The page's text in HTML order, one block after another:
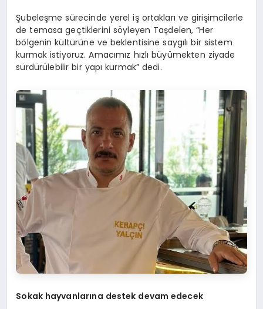
Şubeleşme sürecinde yerel iş ortakları ve girişimcilerle
de temasa geçtiklerini söyleyen Taşdelen, “Her
bölgenin kültürüne ve beklentisine saygılı bir sistem
kurmak istiyoruz. Amacımız hızlı büyümekten ziyade
sürdürülebilir bir yapı kurmak” dedi.
Sokak hayvanlarına destek devam edecek